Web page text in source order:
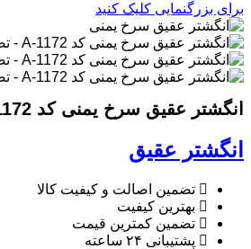
برای بزرگنمایی کلیک کنید
انگشتر عقیق سرخ یمنی کد A-1172
انگشتر عقیق
تضمین اصالت و کیفیت کالا
بهترین کیفیت
تضمین کمترین قیمت
پشتیبانی ۲۴ ساعته